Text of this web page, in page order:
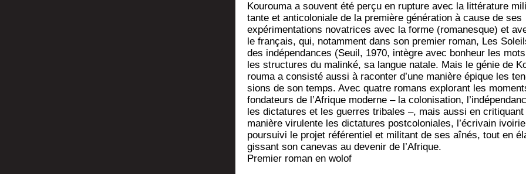
Kou­rou­ma a sou­vent été per­çu en rup­ture avec la lit­té­ra­ture
tante et anti­co­lo­niale de la pre­mière géné­ra­tion à cause de ses
expé­ri­men­ta­tions nova­trices avec la forme (roma­nesque) et
le fran­çais, qui, notam­ment dans son pre­mier roman, Les
des indé­pen­dances (Seuil, 1970, intègre avec bon­heur les
les struc­tures du malin­ké, sa langue natale. Mais le génie de
rou­ma a consis­té aus­si à racon­ter d’une manière épique les
sions de son temps. Avec quatre romans explo­rant les
fon­da­teurs de l’Afrique moderne – la colo­ni­sa­tion,
les dic­ta­tures et les guerres tri­bales –, mais aus­si en cri­ti­quant
manière viru­lente les dic­ta­tures post­co­lo­niales, l’écrivain
pour­sui­vi le pro­jet réfé­ren­tiel et mili­tant de ses aînés, tout en
gis­sant son cane­vas au deve­nir de l’Afrique.
Pre­mier roman en wolof